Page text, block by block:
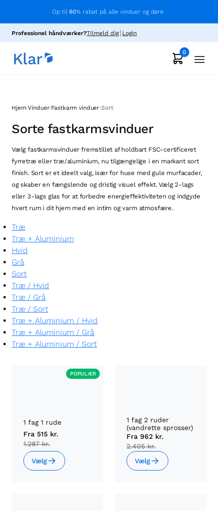
Op til 60% rabat på alle vinduer og døre
Professionel håndværker?TIlmeld dig Login
0
Hjem›Vinduer›Fastkarm vinduer›Sort
Sorte fastkarmsvinduer
Vælg fastkarmsvinduer fremstillet af holdbart FSC-certificeret
fyrretræ eller træ/aluminium, nu tilgængelige i en markant sort
finish. Sort er et ideelt valg, især for huse med gule murfacader,
og skaber en fængslende og dristig visuel effekt. Vælg 2-lags
eller 3-lags glas for at forbedre energieffektiviteten og indgyde
hvert rum i dit hjem med en intim og varm atmosfære.
Træ
Træ + Aluminium
Hvid
Grå
Sort
Træ / Hvid
Træ / Grå
Træ / Sort
Træ + Aluminium / Hvid
Træ + Aluminium / Grå
Træ + Aluminium / Sort
POPULÆR
1 fag 1 rude
Fra 515 kr.
1.287 kr.
Vælg
1 fag 2 ruder
(vandrette sprosser)
Fra 962 kr.
2.405 kr.
Vælg